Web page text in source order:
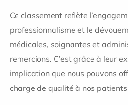
Ce classement reflète
professionnalisme et le
médicales, soignantes et
remercions. C’est grâce à leur
implication que nous pouvons
charge de qualité à nos patients.